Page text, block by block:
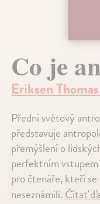
Co je
Eriksen
Přední světový
představuje
přemýšlení o
perfektním
pro čtenáře, kteří
neseznámili.Čítať